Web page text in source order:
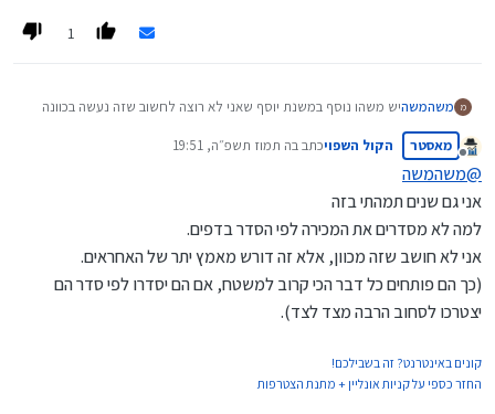
1
מ משהמשהיש משהו נוסף במשנת יוסף שאני לא רוצה לחשוב שזה נעשה בכוונה
עטרת שלמה עשו גם מכירה מוזלת לתלמידי המוסדות.
במשנת יוסף צריך להתרוצץ בכל השטח בצפיפות בלתי נסבלת הלוך
ושוב בשביל לדעת היכן המוצר שהזמנת מונח היום, לפתוח כמה
ארגזים, ועל הדרך להזיק לכמה מוצרים אחרים וכו'.
וכולם רצים סביב האחראי ושואלים איפה זה ואיפה זה....
למה הם לא עושים כמו עטרת שלמה, או לפחות שיתנו דף עם סימון
צעיר שיעשה את זה בכמה גרושים תוך כדי ארגון המכירה.
למה באמת
זה חלילה מכוון????
מנותק
מאסטר הקול השפויכתב בה תמוז תשפ״ה, 19:51
נערך לאחרונה על ידי
@משהמשה
אני גם שנים תמהתי בזה
למה לא מסדרים את המכירה לפי הסדר בדפים.
אני לא חושב שזה מכוון, אלא זה דורש מאמץ יתר של האחראים.
(כך הם פותחים כל דבר הכי קרוב למשטח, אם הם יסדרו לפי סדר הם
יצטרכו לסחוב הרבה מצד לצד).
קונים באינטרנט? זה בשבילכם!
החזר כספי על קניות אונליין + מתנת הצטרפות